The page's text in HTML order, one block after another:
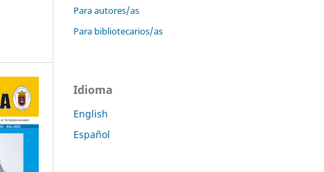
Para autores/as
Para bibliotecarios/as
Idioma
English
Español